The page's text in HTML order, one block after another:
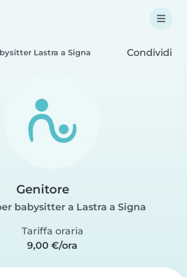
Lastra a Signa Condividi
Genitore
babysitter a Lastra a Signa
Tariffa oraria
9,00 €/ora